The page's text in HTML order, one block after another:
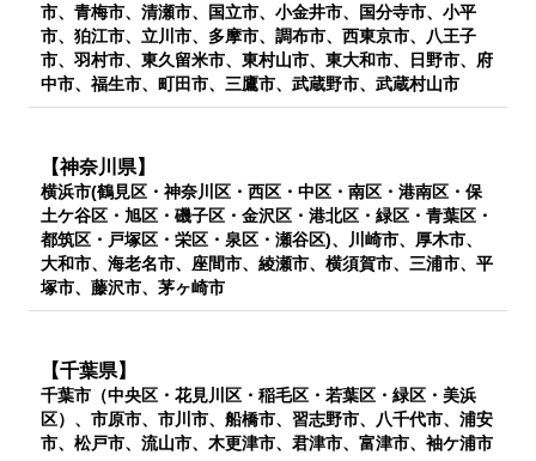
市、青梅市、清瀬市、国立市、小金井市、国分寺市、小平
市、狛江市、立川市、多摩市、調布市、西東京市、八王子
市、羽村市、東久留米市、東村山市、東大和市、日野市、府
中市、福生市、町田市、三鷹市、武蔵野市、武蔵村山市
【神奈川県】
横浜市(鶴見区・神奈川区・西区・中区・南区・港南区・保
土ケ谷区・旭区・磯子区・金沢区・港北区・緑区・青葉区・
都筑区・戸塚区・栄区・泉区・瀬谷区)、川崎市、厚木市、
大和市、海老名市、座間市、綾瀬市、横須賀市、三浦市、平
塚市、藤沢市、茅ヶ崎市
【千葉県】
千葉市（中央区・花見川区・稲毛区・若葉区・緑区・美浜
区）、市原市、市川市、船橋市、習志野市、八千代市、浦安
市、松戸市、流山市、木更津市、君津市、富津市、袖ケ浦市